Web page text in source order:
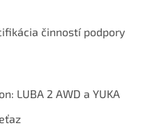
činností podpory
LUBA 2 AWD a YUKA